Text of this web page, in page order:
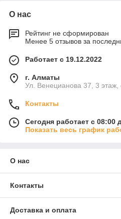
О нас
Рейтинг не сформирован
Менее 5 отзывов за
Работает с 19.12.2022
г. Алматы
Ул. Венецианова 37, 3
Контакты
Сегодня работает с 08:00
Показать весь график
О нас
Контакты
Доставка и оплата